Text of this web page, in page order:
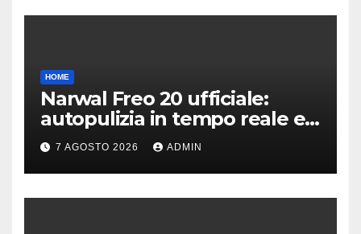
HOME
Narwal Freo 20 ufficiale:
autopulizia in tempo reale e
speciale design in tessuto
7 AGOSTO 2026 ADMIN